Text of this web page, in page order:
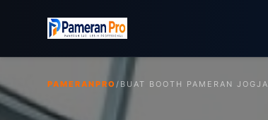
PAMERANPRO/ BUAT BOOTH PAMERAN JOGJA